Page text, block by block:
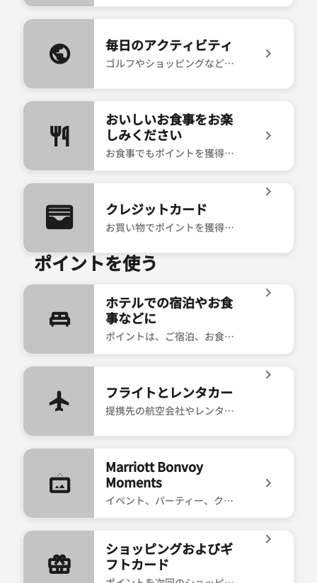
icon-bed ホテルでの滞在 宿泊日数に応じてポイントを獲
毎日のアクティビティ
ゴルフやショッピングなどでもポイントを獲得できます。
icon-globe 毎日のアクティビティ ゴルフやショッピン
おいしいお食事をお楽
しみください
お食事でもポイントを獲得できます。
icon-dining おいしいお食事をお楽しみください お食事
クレジットカード
お買い物でポイントを獲得できます。
icon-apple-wallet クレジットカード お買い物でポイン
ポイントを使う
ホテルでの宿泊やお食
事などに
ポイントは、ご宿泊、お食事、ゴルフなどに利用できます。
icon-bed ホテルでの宿泊やお食事などに ポイントは、
フライトとレンタカー
提携先の航空会社やレンタカー会社でポイントを利用できます。
icon-airplane フライトとレンタカー 提携先の航空会社
Marriott Bonvoy
Moments
イベント、パーティー、クラスなどへの参加にポイントを利用できます。
icon-art-gallery Marriott Bonvoy Moments イベント、
ショッピングおよびギ
フトカード